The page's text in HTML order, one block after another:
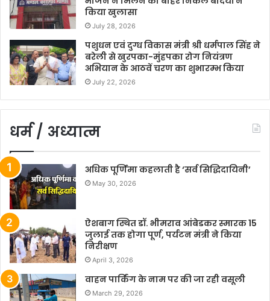
किया खुलासा
July 28, 2026
पशुधन एवं दुग्ध विकास मंत्री श्री धर्मपाल सिंह ने
बरेली से खुरपका-मुंहपका रोग नियंत्रण
अभियान के आठवें चरण का शुभारम्भ किया
July 22, 2026
धर्म / अध्यात्म
अधिक पूर्णिमा कहलाती है ‘सर्व सिद्धिदायिनी’
May 30, 2026
ऐशबाग स्थित डॉ. भीमराव आंबेडकर स्मारक 15
जुलाई तक होगा पूर्ण, पर्यटन मंत्री ने किया
निरीक्षण
April 3, 2026
वाहन पार्किंग के नाम पर की जा रही वसूली
March 29, 2026